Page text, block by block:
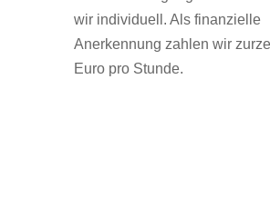
wir individuell. Als finanzielle
Anerkennung zahlen wir
Euro pro Stunde.